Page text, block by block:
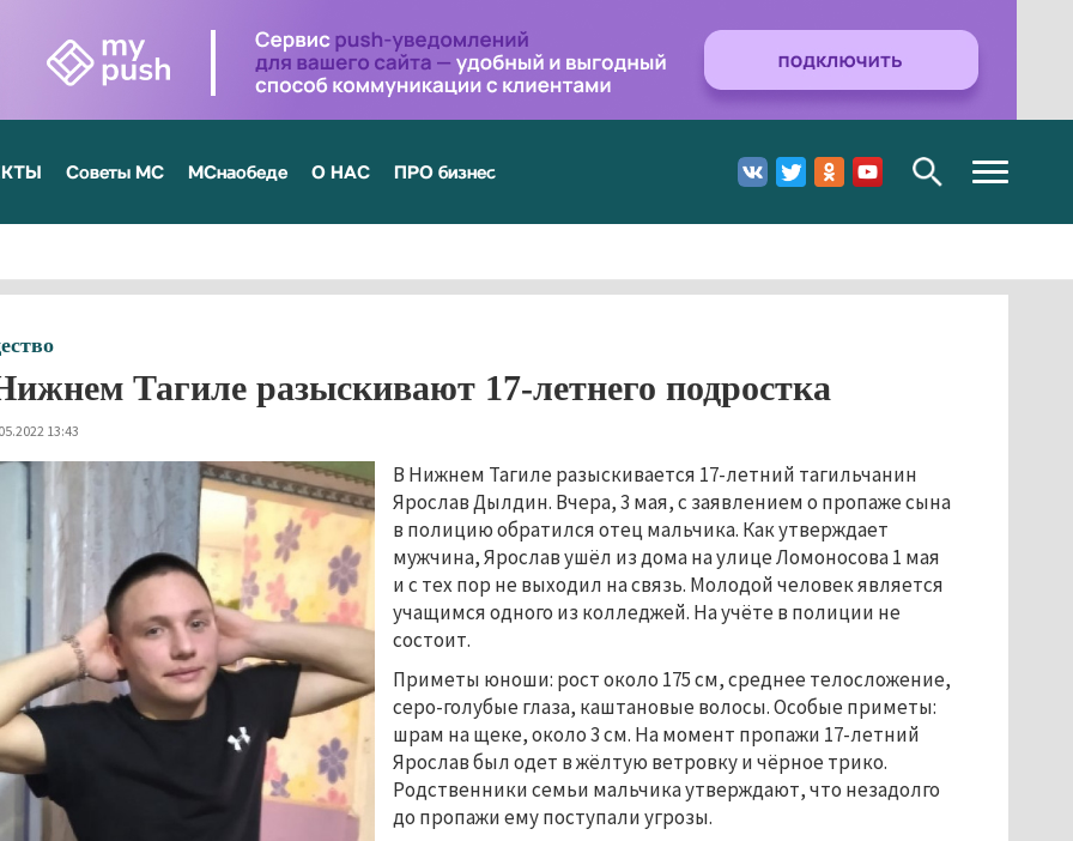
Советы МС МСнаобеде О НАС ПРО бизнес
Toggle
navigation
Тагиле разыскивают 17-летнего подростка
13:43
В Нижнем Тагиле разыскивается 17-летний тагильчанин
Ярослав Дылдин. Вчера, 3 мая, с заявлением о пропаже сына
в полицию обратился отец мальчика. Как утверждает
мужчина, Ярослав ушёл из дома на улице Ломоносова 1 мая
и с тех пор не выходил на связь. Молодой человек является
учащимся одного из колледжей. На учёте в полиции не
состоит.
Приметы юноши: рост около 175 см, среднее телосложение,
серо-голубые глаза, каштановые волосы. Особые приметы:
шрам на щеке, около 3 см. На момент пропажи 17-летний
Ярослав был одет в жёлтую ветровку и чёрное трико.
Родственники семьи мальчика утверждают, что незадолго
до пропажи ему поступали угрозы.